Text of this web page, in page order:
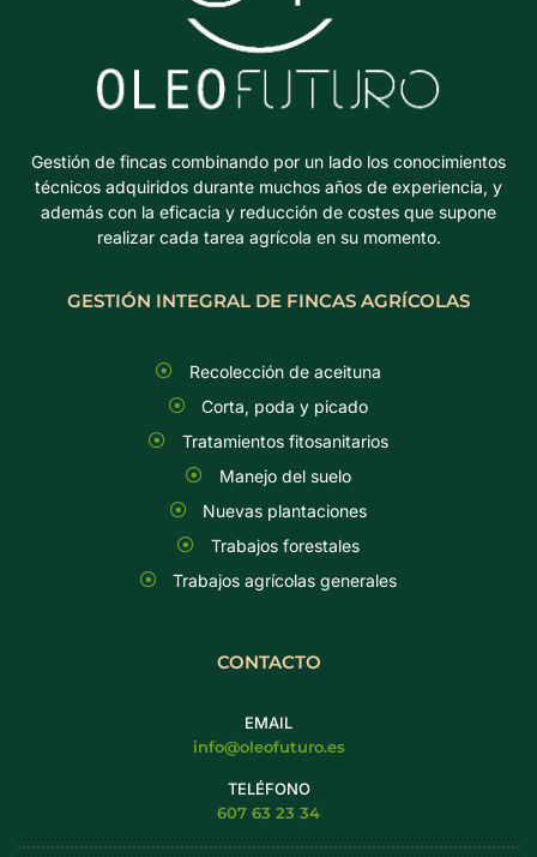
Gestión de fincas combinando por un lado los conocimientos
técnicos adquiridos durante muchos años de experiencia, y
además con la eficacia y reducción de costes que supone
realizar cada tarea agrícola en su momento.
GESTIÓN INTEGRAL DE FINCAS AGRÍCOLAS
Recolección de aceituna
Corta, poda y picado
Tratamientos fitosanitarios
Manejo del suelo
Nuevas plantaciones
Trabajos forestales
Trabajos agrícolas generales
CONTACTO
EMAIL
info@oleofuturo.es
TELÉFONO
607 63 23 34